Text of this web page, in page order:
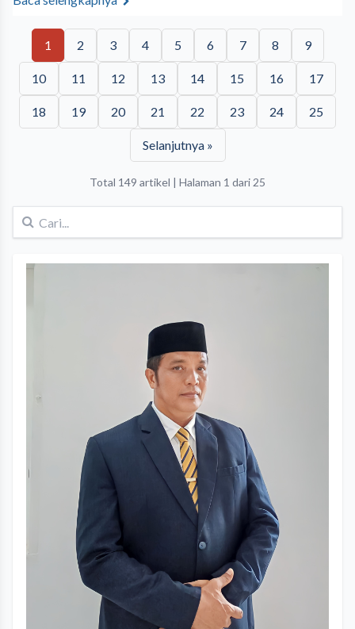
1 2 3 4 5 6 7 8 9
10 11 12 13 14 15 16 17
18 19 20 21 22 23 24 25
Selanjutnya »
Total 149 artikel | Halaman 1 dari 25